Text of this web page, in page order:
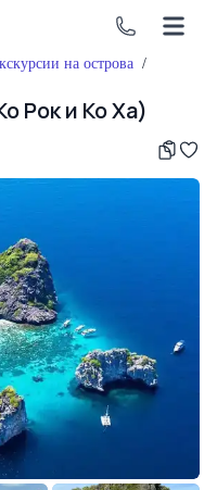
на острова /
Рок и Ко Ха)